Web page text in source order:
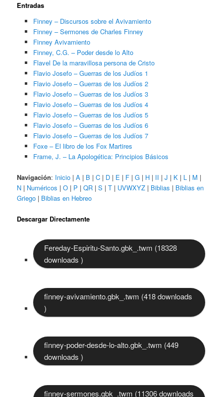
Entradas
Finney – Discursos sobre el Avivamiento
Finney – Sermones de Charles Finney
Finney Avivamiento
Finney, C.G. – Poder desde lo Alto
Flavel De la maravillosa persona de Cristo
Flavio Josefo – Guerras de los Judíos 1
Flavio Josefo – Guerras de los Judíos 2
Flavio Josefo – Guerras de los Judíos 3
Flavio Josefo – Guerras de los Judíos 4
Flavio Josefo – Guerras de los Judíos 5
Flavio Josefo – Guerras de los Judíos 6
Flavio Josefo – Guerras de los Judíos 7
Foxe – El libro de los Fox Martires
Frame, J. – La Apologética: Principios Básicos
Navigación: Inicio |A | B |C | D | E | F |G | H | II |J | K | L | M |
N | Numéricos |O | P |QR |S |T | UVWXYZ | Biblias | Biblias en
Griego | Biblias en Hebreo
Descargar Directamente
Fereday-Espiritu-Santo.gbk_.twm (18328
downloads )
finney-avivamiento.gbk_.twm (418 downloads
)
finney-poder-desde-lo-alto.gbk_.twm (449
downloads )
finney-sermones.gbk_.twm (11306 downloads